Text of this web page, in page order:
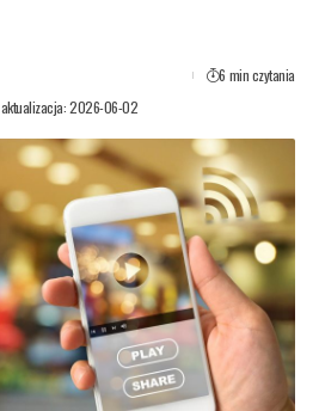
aktualizacja: 2026-06-02
6 min czytania